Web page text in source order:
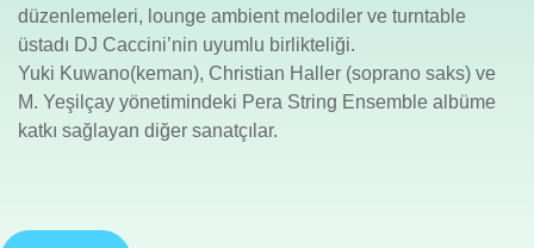
düzenlemeleri, lounge ambient melodiler ve turntable
üstadı DJ Caccini’nin uyumlu birlikteliği.
Yuki Kuwano(keman), Christian Haller (soprano saks) ve
M. Yeşilçay yönetimindeki Pera String Ensemble albüme
katkı sağlayan diğer sanatçılar.